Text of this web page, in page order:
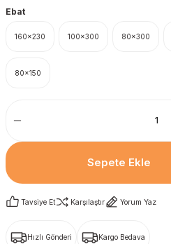
Ebat
160x230 100x300 80x300
80x150
Sepete Ekle
Tavsiye Et Karşılaştır Yorum Yaz
Hızlı Gönderi Kargo Bedava